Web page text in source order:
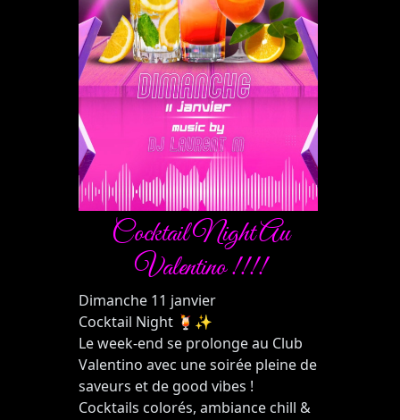
Cocktail Night Au
Valentino !!!!
Dimanche 11 janvier
Cocktail Night 🍹✨
Le week-end se prolonge au Club
Valentino avec une soirée pleine de
saveurs et de good vibes !
Cocktails colorés, ambiance chill &